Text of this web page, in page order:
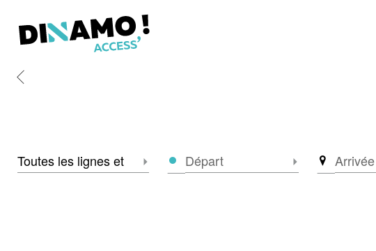
Zone
Sélectionner la zone
Départ
Sélectionner
Arrivée